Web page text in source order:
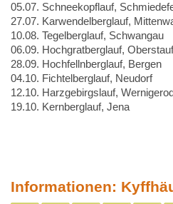
05.07. Schneekopflauf,
27.07. Karwendelberglauf,
10.08. Tegelberglauf, Schwangau
06.09. Hochgratberglauf,
28.09. Hochfellnberglauf, Bergen
04.10. Fichtelberglauf, Neudorf
12.10. Harzgebirgslauf,
19.10. Kernberglauf, Jena
Informationen: